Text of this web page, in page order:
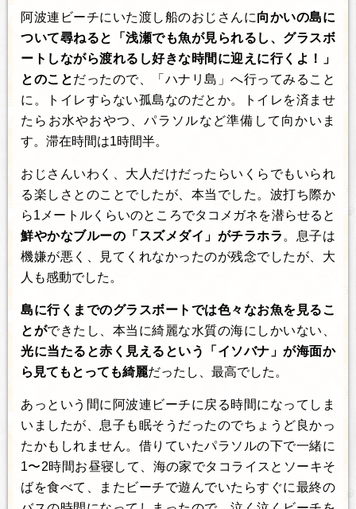
阿波連ビーチにいた渡し船のおじさんに向かいの島に
ついて尋ねると「浅瀬でも魚が見られるし、グラスボ
ートしながら渡れるし好きな時間に迎えに行くよ！」
とのことだったので、「ハナリ島」へ行ってみること
に。トイレすらない孤島なのだとか。トイレを済ませ
たらお水やおやつ、パラソルなど準備して向かいま
す。滞在時間は1時間半。
おじさんいわく、大人だけだったらいくらでもいられ
る楽しさとのことでしたが、本当でした。波打ち際か
ら1メートルくらいのところでタコメガネを潜らせると
鮮やかなブルーの「スズメダイ」がチラホラ 。息子は
機嫌が悪く、見てくれなかったのが残念でしたが、大
人も感動でした。
島に行くまでのグラスボートでは色々なお魚を見るこ
とができたし、本当に綺麗な水質の海にしかいない、
光に当たると赤く見えるという「イソバナ」が海面か
ら見てもとっても綺麗だったし、最高でした。
あっという間に阿波連ビーチに戻る時間になってしま
いましたが、息子も眠そうだったのでちょうど良かっ
たかもしれません。借りていたパラソルの下で一緒に
1〜2時間お昼寝して、海の家でタコライスとソーキそ
ばを食べて、またビーチで遊んでいたらすぐに最終の